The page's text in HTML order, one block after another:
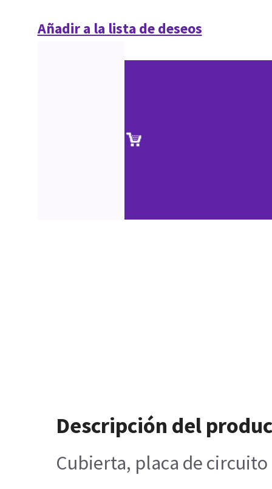
Añadir a la lista de deseos
Descripción del
Cubierta, placa de circuito